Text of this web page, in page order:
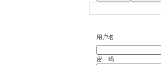
用户名
密 码